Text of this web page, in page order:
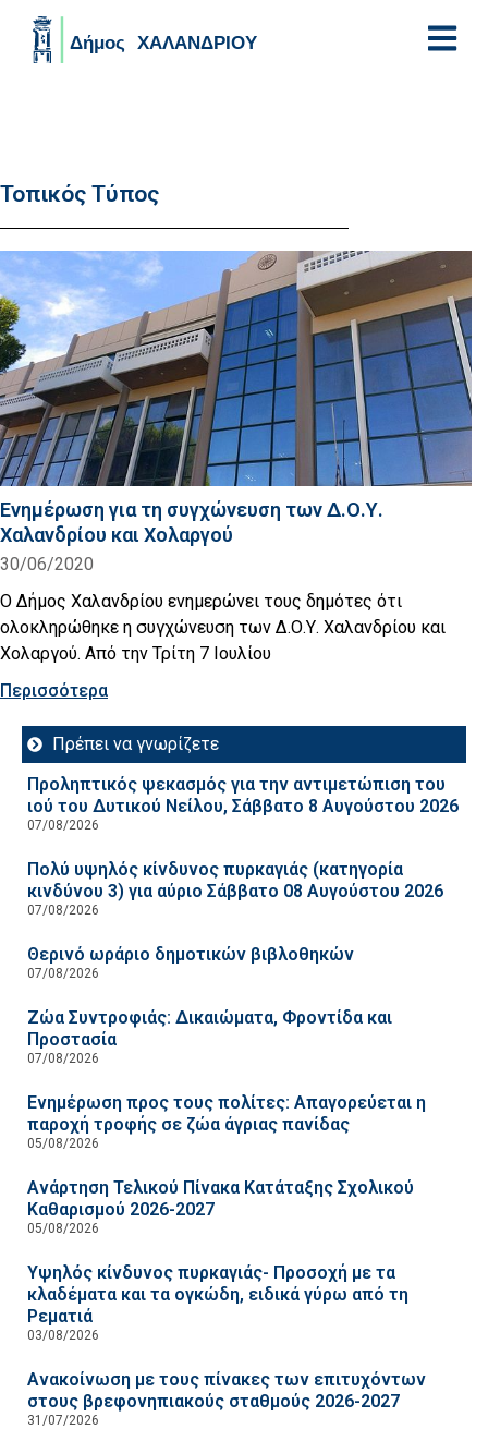
Τοπικός Τύπος
Ενημέρωση για τη συγχώνευση των Δ.Ο.Υ.
Χαλανδρίου και Χολαργού
30/06/2020
Ο Δήμος Χαλανδρίου ενημερώνει τους δημότες ότι
ολοκληρώθηκε η συγχώνευση των Δ.Ο.Υ. Χαλανδρίου και
Χολαργού. Από την Τρίτη 7 Ιουλίου
Περισσότερα
Πρέπει να γνωρίζετε
Προληπτικός ψεκασμός για την αντιμετώπιση του
ιού του Δυτικού Νείλου, Σάββατο 8 Αυγούστου 2026
07/08/2026
Πολύ υψηλός κίνδυνος πυρκαγιάς (κατηγορία
κινδύνου 3) για αύριο Σάββατο 08 Αυγούστου 2026
07/08/2026
Θερινό ωράριο δημοτικών βιβλοθηκών
07/08/2026
Ζώα Συντροφιάς: Δικαιώματα, Φροντίδα και
Προστασία
07/08/2026
Ενημέρωση προς τους πολίτες: Απαγορεύεται η
παροχή τροφής σε ζώα άγριας πανίδας
05/08/2026
Ανάρτηση Τελικού Πίνακα Κατάταξης Σχολικού
Καθαρισμού 2026-2027
05/08/2026
Υψηλός κίνδυνος πυρκαγιάς- Προσοχή με τα
κλαδέματα και τα ογκώδη, ειδικά γύρω από τη
Ρεματιά
03/08/2026
Ανακοίνωση με τους πίνακες των επιτυχόντων
στους βρεφονηπιακούς σταθμούς 2026-2027
31/07/2026